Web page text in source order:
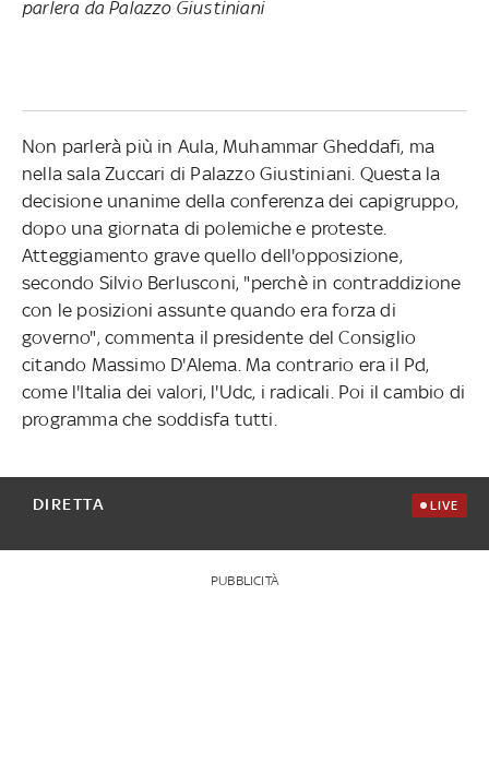
parlera da Palazzo Giustiniani
Non parlerà più in Aula, Muhammar Gheddafi, ma
nella sala Zuccari di Palazzo Giustiniani. Questa la
decisione unanime della conferenza dei capigruppo,
dopo una giornata di polemiche e proteste.
Atteggiamento grave quello dell'opposizione,
secondo Silvio Berlusconi, "perchè in contraddizione
con le posizioni assunte quando era forza di
governo", commenta il presidente del Consiglio
citando Massimo D'Alema. Ma contrario era il Pd,
come l'Italia dei valori, l'Udc, i radicali. Poi il cambio di
programma che soddisfa tutti.
DIRETTA LIVE
PUBBLICITÀ